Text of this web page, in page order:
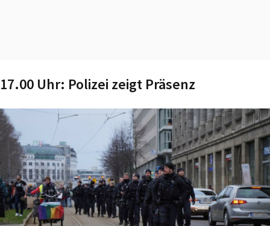
17.00 Uhr: Polizei zeigt Präsenz